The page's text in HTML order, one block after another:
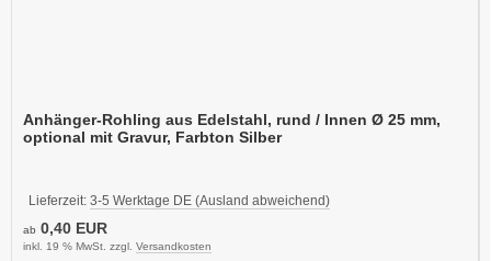
Anhänger-Rohling aus Edelstahl, rund / Innen Ø 25 mm,
optional mit Gravur, Farbton Silber
Lieferzeit: 3-5 Werktage DE (Ausland abweichend)
ab 0,40 EUR
inkl. 19 % MwSt. zzgl. Versandkosten